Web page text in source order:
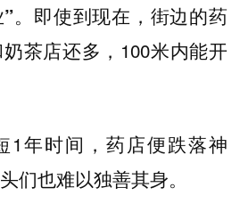
即使到现在，街边的药
茶店还多，100米内能开
1年时间，药店便跌落神
们也难以独善其身。